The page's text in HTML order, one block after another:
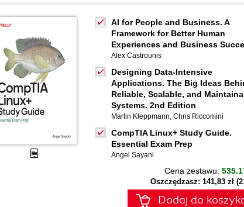
AI for People and Business. A
Framework for Better Human
Experiences and Business
Alex Castrounis
Designing Data-Intensive
Applications. The Big Ideas
Reliable, Scalable, and
Systems. 2nd Edition
Martin Kleppmann, Chris Riccomini
CompTIA Linux+ Study Guide.
Essential Exam Prep
Angel Sayani
Cena zestawu:
Oszczędzasz: 141,83 zł
Dodaj do